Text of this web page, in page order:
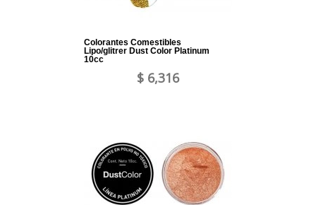
Colorantes Comestibles
Lipo/glitrer Dust Color Platinum
10cc
$ 6,316